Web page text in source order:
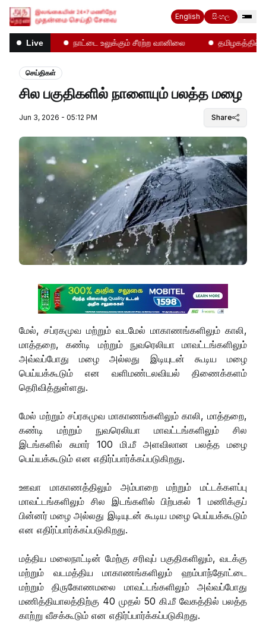
English සිංහල
Live நாட்டை உலுக்கும் சீரற்ற வானிலை தமிழகத்தில்
செய்திகள்
சில பகுதிகளில் நாளையும் பலத்த மழை
Jun 3, 2026 - 05:12 PM Share
மேல், சப்ரகமுவ மற்றும் வடமேல் மாகாணங்களிலும் காலி,
மாத்தறை, கண்டி மற்றும் நுவரெலியா மாவட்டங்களிலும்
அவ்வப்போது மழை அல்லது இடியுடன் கூடிய மழை
பெய்யக்கூடும் என வளிமண்டலவியல் திணைக்களம்
தெரிவித்துள்ளது.
மேல் மற்றும் சப்ரகமுவ மாகாணங்களிலும் காலி, மாத்தறை,
கண்டி மற்றும் நுவரெலியா மாவட்டங்களிலும் சில
இடங்களில் சுமார் 100 மி.மீ அளவிலான பலத்த மழை
பெய்யக்கூடும் என எதிர்ப்பார்க்கப்படுகிறது.
ஊவா மாகாணத்திலும் அம்பாறை மற்றும் மட்டக்களப்பு
மாவட்டங்களிலும் சில இடங்களில் பிற்பகல் 1 மணிக்குப்
பின்னர் மழை அல்லது இடியுடன் கூடிய மழை பெய்யக்கூடும்
என எதிர்ப்பார்க்கப்படுகிறது.
மத்திய மலைநாட்டின் மேற்கு சரிவுப் பகுதிகளிலும், வடக்கு
மற்றும் வடமத்திய மாகாணங்களிலும் ஹம்பாந்தோட்டை
மற்றும் திருகோணமலை மாவட்டங்களிலும் அவ்வப்போது
மணித்தியாலத்திற்கு 40 முதல் 50 கி.மீ வேகத்தில் பலத்த
காற்று வீசக்கூடும் என எதிர்ப்பார்க்கப்படுகிறது.